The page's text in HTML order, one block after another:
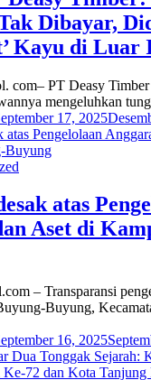
Dibayar,
Kayu di Luar
com– PT Deasy
mengeluhkan
17, 2025
atas
Aset di
– Transparansi
Buyung,
16, 2025